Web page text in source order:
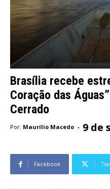
Brasília recebe
Coração das
Cerrado
Por: Maurílio Macedo - 9 de
Facebook